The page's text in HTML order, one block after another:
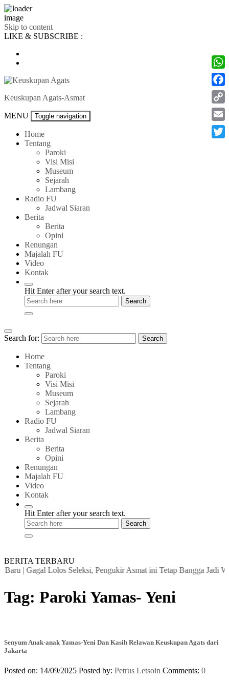
Skip to content
LIKE & SUBSCRIBE :
Keuskupan Agats-Asmat
MENU Toggle navigation
Home
Tentang
Paroki
Visi Misi
Museum
Sejarah
Lambang
Radio FU
Jadwal Siaran
Berita
Berita
Opini
Renungan
Majalah FU
Video
Kontak
Hit Enter after your search text.
Search for: Search
Home
Tentang
Paroki
Visi Misi
Museum
Sejarah
Lambang
Radio FU
Jadwal Siaran
Berita
Berita
Opini
Renungan
Majalah FU
Video
Kontak
Hit Enter after your search text.
BERITA TERBARU
| Gagal Lolos Seleksi, Pengukir Asmat ini Tetap Bangga Jadi
Tag: Paroki Yamas- Yeni
Senyum Anak-anak Yamas-Yeni Dan Kasih Relawan Keuskupan Agats dari
Jakarta
Posted on: 14/09/2025 Posted by: Petrus Letsoin Comments: 0
Copy
Link